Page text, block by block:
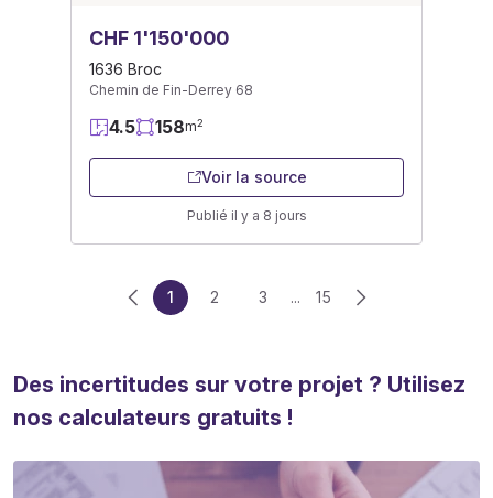
CHF 1'150'000
1636 Broc
Chemin de Fin-Derrey 68
4.5 158m2
Voir la source
Publié il y a 8 jours
1 2 3 ... 15
Des incertitudes sur votre projet ? Utilisez
nos calculateurs gratuits !